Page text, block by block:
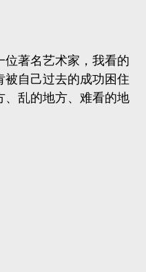
位著名艺术家，我看的
被自己过去的成功困住
、乱的地方、难看的地